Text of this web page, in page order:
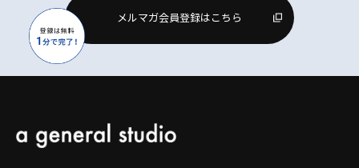
メルマガ会員登録はこちら